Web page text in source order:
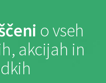
o vseh
akcijah in